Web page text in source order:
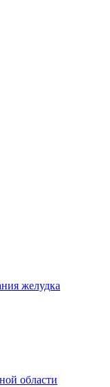
желудка
области